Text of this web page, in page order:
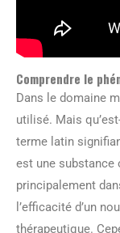
Comprendre le
Dans le domaine
utilisé. Mais
terme latin
est une
principalement
l’efficacité d’un
thérapeutique.